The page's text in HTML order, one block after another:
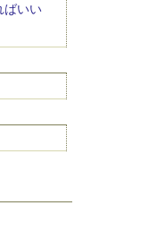
ばいい